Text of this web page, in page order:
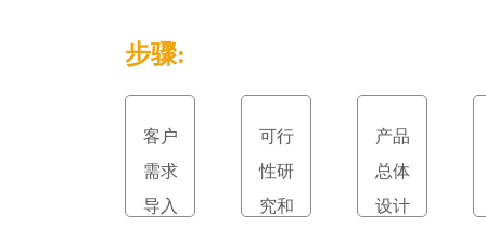
步骤:
客户
需求
导入
可行
性研
究和
产品
总体
设计